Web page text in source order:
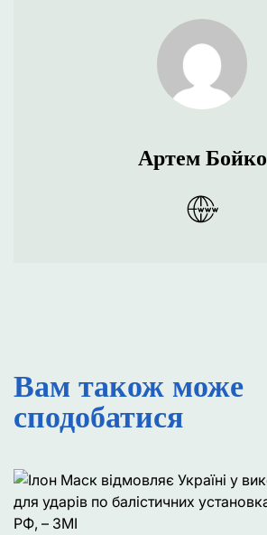
Артем Бойко
Вам також може
сподобатися